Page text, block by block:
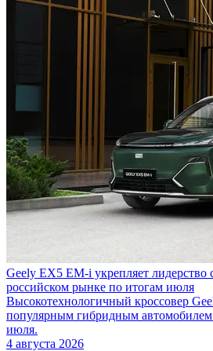
Geely EX5 EM-i укрепляет лидерство
российском рынке по итогам июля
Высокотехнологичный кроссовер
популярным гибридным
июля.
4 августа 2026